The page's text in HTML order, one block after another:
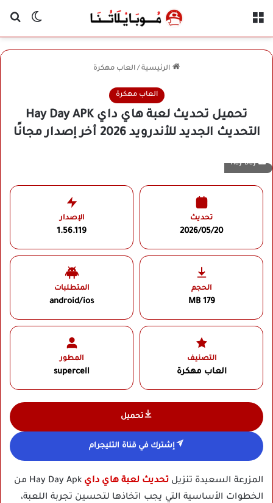
الوضع
الرئيسية / العاب مهكرة
العاب مهكرة
تحميل تحديث لعبة هاي داي Hay Day APK
التحديث الجديد للأندرويد 2026 أخر إصدار مجانًا
Hay Day
تحديث
2026/05/20
الإصدار
1.56.119
الحجم
179 MB
المتطلبات
android/ios
التصنيف
العاب مهكرة
المطور
supercell
تحميل
إشترك في قناة التليجرام
المزرعة السعيدة تنزيل تحديث لعبة هاي داي
Hay Day Apk من
الخطوات الأساسية التي يجب اتخاذها لتحسين تجربة اللعبة،